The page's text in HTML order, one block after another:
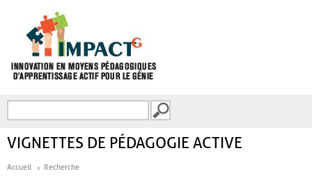
FORMULAIRE DE
VIGNETTES DE PÉDAGOGIE ACTIVE
Accueil Recherche